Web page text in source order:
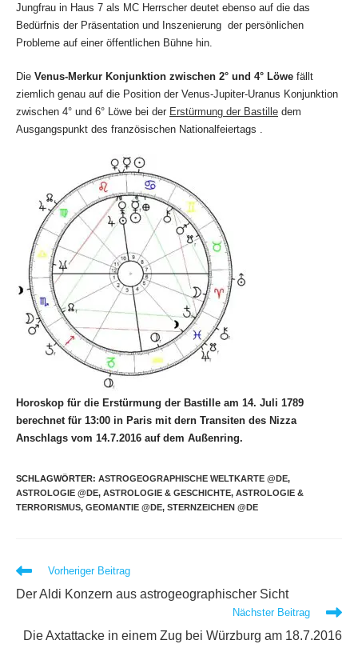
Jungfrau in Haus 7 als MC Herrscher deutet ebenso auf die das
Bedürfnis der Präsentation und Inszenierung der persönlichen
Probleme auf einer öffentlichen Bühne hin.
Die Venus-Merkur Konjunktion zwischen 2° und 4° Löwe fällt
ziemlich genau auf die Position der Venus-Jupiter-Uranus Konjunktion
zwischen 4° und 6° Löwe bei der Erstürmung der Bastille dem
Ausgangspunkt des französischen Nationalfeiertags .
Horoskop für die Erstürmung der Bastille am 14. Juli 1789
berechnet für 13:00 in Paris mit dern Transiten des Nizza
Anschlags vom 14.7.2016 auf dem Außenring.
SCHLAGWÖRTER: ASTROGEOGRAPHISCHE WELTKARTE @DE,
ASTROLOGIE @DE, ASTROLOGIE & GESCHICHTE, ASTROLOGIE &
TERRORISMUS, GEOMANTIE @DE, STERNZEICHEN @DE
Weitere
ansehen
Vorheriger Beitrag
Der Aldi Konzern aus astrogeographischer Sicht
Nächster Beitrag
Die Axtattacke in einem Zug bei Würzburg am 18.7.2016